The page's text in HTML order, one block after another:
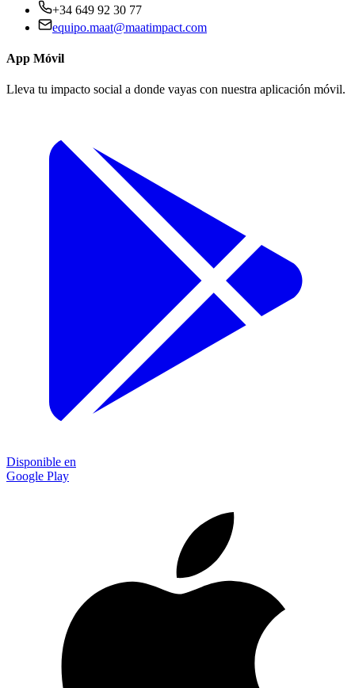
+34 649 92 30 77
equipo.maat@maatimpact.com
App Móvil
Lleva tu impacto social a donde vayas con nuestra aplicación móvil.
Disponible en
Google Play